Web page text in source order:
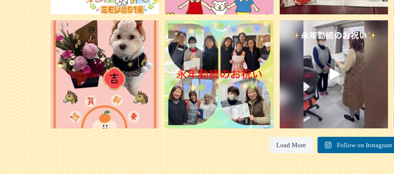
新年明けましておめでとうございます。
旧年中は格別のお引き立てを賜り、心よ
り御礼申し上げます。...
28 1
永年勤続の表彰を行いました。...
28 0
20 0
Load More Follow on Instagram